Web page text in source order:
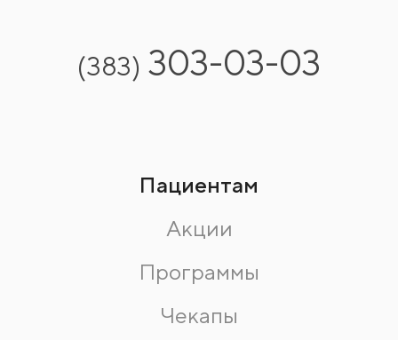
(383) 303-03-03
Пациентам
Акции
Программы
Чекапы